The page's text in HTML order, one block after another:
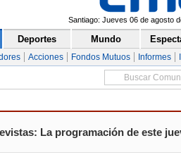
Santiago: Jueves 06 de agosto
Deportes Mundo
Acciones Fondos Mutuos Informes
La programación de este